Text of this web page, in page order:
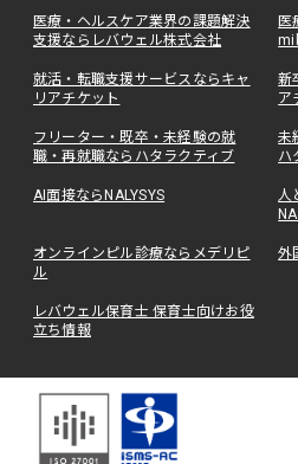
医療・ヘルスケア業界の課題解決
支援ならレバウェル株式会社
医
就活・転職支援サービスならキャ
リアチケット
新
ア
フリーター・既卒・未経験の就
職・再就職ならハタラクティブ
未
ハ
AI面接ならNALYSYS
人
オンラインピル診療ならメデリピ
ル
外
レバウェル保育士 保育士向けお役
立ち情報